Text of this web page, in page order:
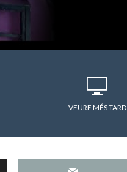
VEURE MÉS TARD